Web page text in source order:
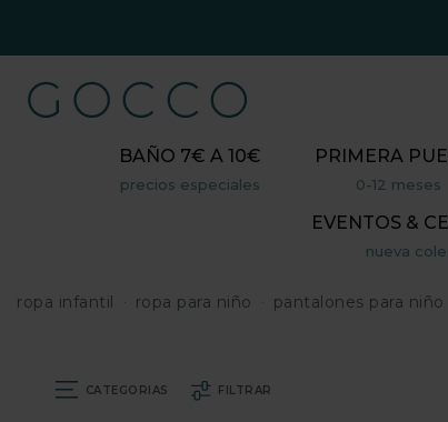
BAÑO 7€ A 10€
precios especiales
PRIMERA
0-12 meses
EVENTOS &
nueva
ropa infantil ropa para niño pantalones para niño
CATEGORIAS FILTRAR